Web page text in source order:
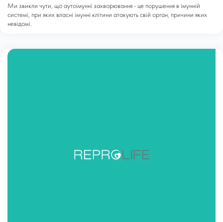
Ми звикли чути, що аутоімунні захворювання - це порушення в імунній
системі, при яких власні імунні клітини атакують свій орган, причини яких
невідомі.